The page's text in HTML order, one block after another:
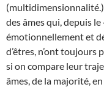
des âmes qui, depuis le
émotionnellement et
d’êtres, n’ont toujours
si on compare leur
âmes, de la majorité, en